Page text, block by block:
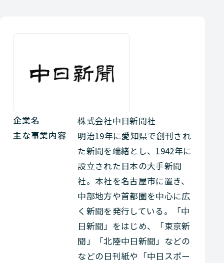
企業名
株式会社中日新聞社
主な事業内容
明治19年に愛知県で創刊され
た新聞を端緒とし、1942年に
設立された日本の大手新聞
社。本社を名古屋市に置き、
中部地方や首都圏を中心に広
く新聞を発行している。「中
日新聞」をはじめ、「東京新
聞」「北陸中日新聞」などの
などの日刊紙や「中日スポー